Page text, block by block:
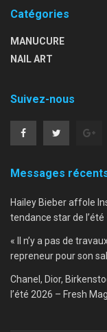
Catégories
MANUCURE
NAIL ART
Suivez-nous
Messages
Hailey Bieber affole
tendance star de
« Il n’y a pas de
repreneur pour son
Chanel, Dior,
l’été 2026 – Fresh